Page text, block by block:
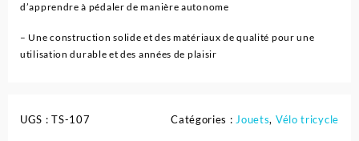
d’apprendre à pédaler de manière autonome
– Une construction solide et des matériaux de qualité pour une
utilisation durable et des années de plaisir
UGS :TS-107 Catégories :Jouets, Vélo tricycle